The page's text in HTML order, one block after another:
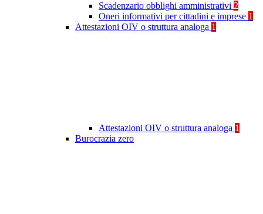
Scadenzario obblighi amministrativi 2
Oneri informativi per cittadini e imprese 1
Attestazioni OIV o struttura analoga 1
Attestazioni OIV o struttura analoga 1
Burocrazia zero